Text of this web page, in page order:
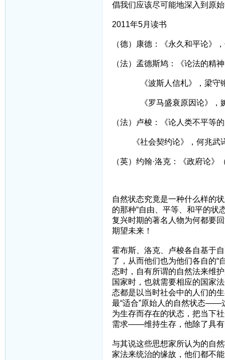
倡我们应该尽可能地深入到原
2011年5月读书
（德）康德：《永久和平论》
（法）孟德斯鸠：《论法的精
《波斯人信札》，梁守
《罗马盛衰原因论》，
（法）卢梭：《论人类不平等
《社会契约论》，何兆武
（英）约翰·洛克：《政府论》
自然状态究竟是一种什么样的
的那种“自由、平等、和平的状
复兴时期的著名人物为何都要
期望未来！
霍布斯、洛克、卢梭各自基于
了，从而他们也为他们各自的
态时，自有所谓的自然法来维
国家时，也就需要相应的国家
态都是以当时社会中的人们的
最“适合”原始人的自然状态——
为生存而存在的状态，把当下
需求——维持生存，他除了具有
与其说这些思想家所认为的自
家法来统治的缘故，他们都不